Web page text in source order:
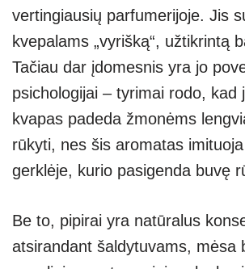
vertingiausių parfumerijoje. Jis
kvepalams „vyrišką“, užtikrintą
Tačiau dar įdomesnis yra jo
psichologijai – tyrimai rodo, kad
kvapas padeda žmonėms
rūkyti, nes šis aromatas
gerklėje, kurio pasigenda buvę
Be to, pipirai yra natūralus
atsirandant šaldytuvams, mėsa